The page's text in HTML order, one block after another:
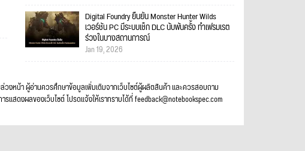
Digital Foundry ยืนยัน Monster Hunter Wilds
เวอร์ชัน PC มีระบบเช็ก DLC นับพันครั้ง ทำเฟรมเรต
ร่วงในบางสถานการณ์
Jan 19, 2026
งหน้า ผู้อ่านควรศึกษาข้อมูลเพิ่มเติมจากเว็บไซต์ผู้ผลิตสินค้า และควรสอบถาม
งผลของเว็บไซต์ โปรดแจ้งให้เราทราบได้ที่ feedback@notebookspec.com